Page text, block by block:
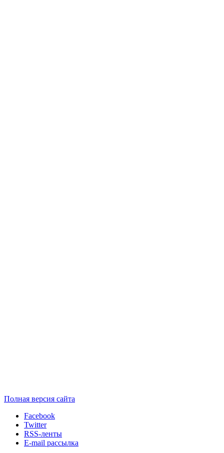
Полная версия сайта
Facebook
Twitter
RSS-ленты
E-mail рассылка